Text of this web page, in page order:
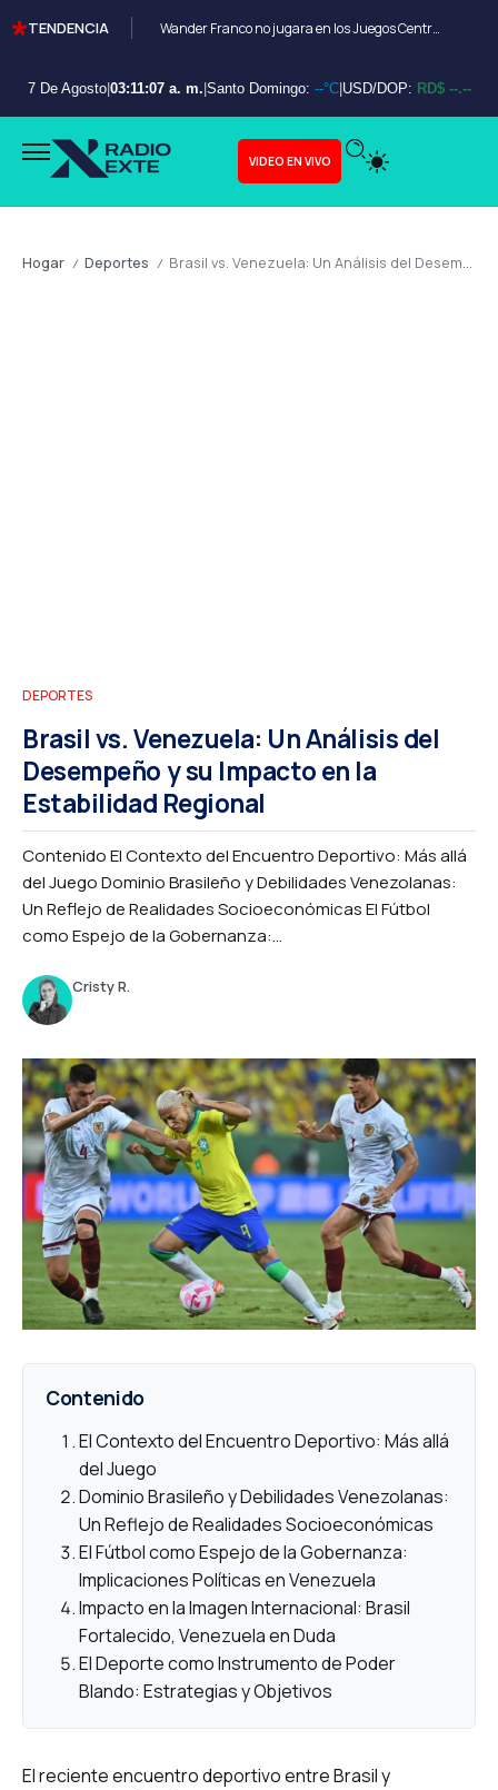
TENDENCIA Wander Franco no jugara en los Juegos Centroamericanos y de el Caribe Santo Domingo 2026
7 De Agosto| 03:11:08 a. m. Santo Domingo: --°C| USD/DOP: RD$ --.--
VIDEO EN VIVO
Hogar / Deportes / Brasil vs. Venezuela: Un Análisis del Desempeño y su Impacto en la Estabilidad Regional
DEPORTES
Brasil vs. Venezuela: Un Análisis del
Desempeño y su Impacto en la
Estabilidad Regional
Contenido El Contexto del Encuentro Deportivo: Más allá
del Juego Dominio Brasileño y Debilidades Venezolanas:
Un Reflejo de Realidades Socioeconómicas El Fútbol
como Espejo de la Gobernanza:...
Cristy R.
Contenido
El Contexto del Encuentro Deportivo: Más allá
del Juego
Dominio Brasileño y Debilidades Venezolanas:
Un Reflejo de Realidades Socioeconómicas
El Fútbol como Espejo de la Gobernanza:
Implicaciones Políticas en Venezuela
Impacto en la Imagen Internacional: Brasil
Fortalecido, Venezuela en Duda
El Deporte como Instrumento de Poder
Blando: Estrategias y Objetivos
El reciente encuentro deportivo entre Brasil y